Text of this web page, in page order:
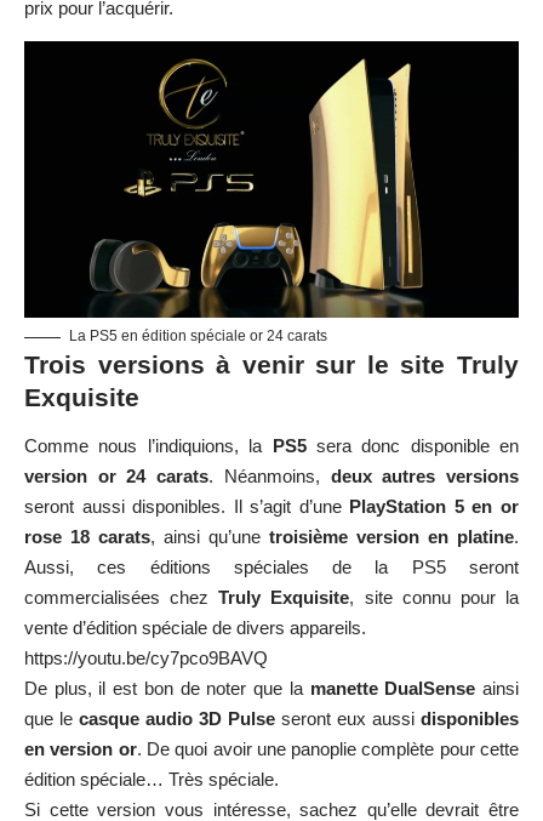
prix pour l’acquérir.
La PS5 en édition spéciale or 24 carats
Trois versions à venir sur le site Truly
Exquisite
Comme nous l’indiquions, la PS5sera donc disponible en
version or 24 carats. Néanmoins, deux autres versions
seront aussi disponibles. Il s’agit d’une PlayStation 5 en or
rose 18 carats, ainsi qu’une troisième version en platine.
Aussi, ces éditions spéciales de la PS5 seront
commercialisées chezTruly Exquisite, site connu pour la
vente d’édition spéciale de divers appareils.
https://youtu.be/cy7pco9BAVQ
De plus, il est bon de noter que la manette DualSense ainsi
que le casque audio 3D Pulse seront eux aussi disponibles
en version or. De quoi avoir une panoplie complète pour cette
édition spéciale… Très spéciale.
Si cette version vous intéresse, sachez qu’elle devrait être